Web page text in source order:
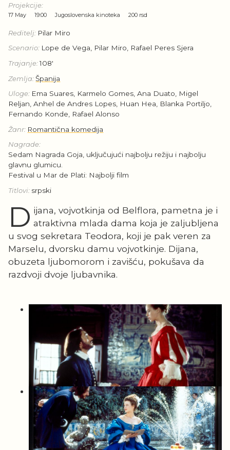
Projekcije:
17 May 19:00 Jugoslovenska kinoteka 200 rsd
Reditelj: Pilar Miro
Scenario: Lope de Vega, Pilar Miro, Rafael Peres Sjera
Trajanje:108'
Zemlja:Španija
Uloge: Ema Suares, Karmelo Gomes, Ana Duato, Migel
Reljan, Anhel de Andres Lopes, Huan Hea, Blanka Portiljo,
Fernando Konde, Rafael Alonso
Žanr: Romantična komedija
Nagrade:
Sedam Nagrada Goja, uključujući najbolju režiju i najbolju
glavnu glumicu.
Festival u Mar de Plati: Najbolji film
Titlovi: srpski
D ijana, vojvotkinja od Belflora, pametna je i
atraktivna mlada dama koja je zaljubljena
u svog sekretara Teodora, koji je pak veren za
Marselu, dvorsku damu vojvotkinje. Dijana,
obuzeta ljubomorom i zavišću, pokušava da
razdvoji dvoje ljubavnika.